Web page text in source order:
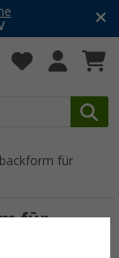
für
für